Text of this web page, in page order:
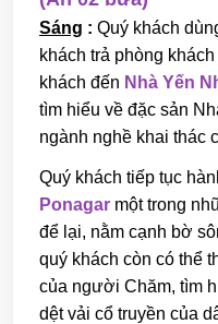
Sáng : Quý khách
khách trả phòng
khách đến Nhà Yến
tìm hiểu về đặc sản
ngành nghề khai thác
Quý khách tiếp tục
Ponagar một trong
để lại, nằm cạnh bờ
quý khách còn có thể
của người Chăm, tìm
dệt vải cổ truyền của